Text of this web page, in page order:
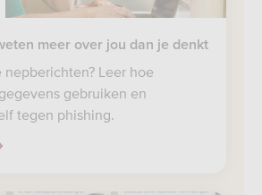
meer over jou dan je denkt
nepberichten? Leer hoe
gebruiken en
tegen phishing.